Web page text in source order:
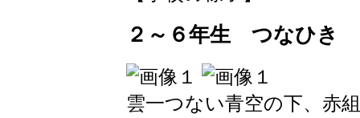
２～６年生 つなひき
雲一つない青空の下、赤